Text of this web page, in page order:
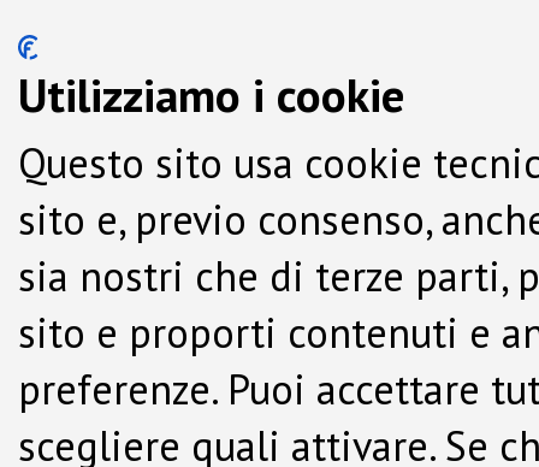
Utilizziamo i cookie
Questo sito usa cookie
sito e, previo consenso,
sia nostri che di terze parti,
sito e proporti contenuti e
preferenze. Puoi accettare
scegliere quali attivare. Se